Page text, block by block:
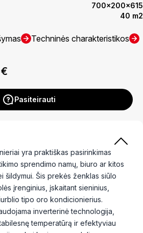
700x200x615
40 m2
Techninės charakteristikos
€
Pasiteirauti
yra praktiškas pasirinkimas
sprendimo namų, biuro ar kitos
šildymui. Šis prekės ženklas siūlo
įrenginius, įskaitant sieninius,
tipo oro kondicionierius.
inverterinė technologija,
temperatūrą ir efektyviau